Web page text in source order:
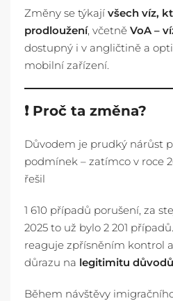
Změny se týkají všech víz,
prodloužení, včetně VoA –
dostupný i v angličtině a
mobilní zařízení.
❗ Proč ta změna?
Důvodem je prudký nárůst
podmínek – zatímco v roce
řešil
1 610 případů porušení, za
2025 to už bylo 2 201
reaguje zpřísněním kontrol
důrazu na legitimitu
Během návštěvy